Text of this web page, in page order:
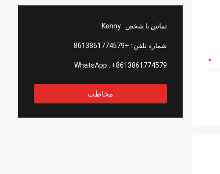
تماس با شخص :Kenny
شماره تلفن : +8613861774579
WhatsApp : +8613861774579
مخاطب